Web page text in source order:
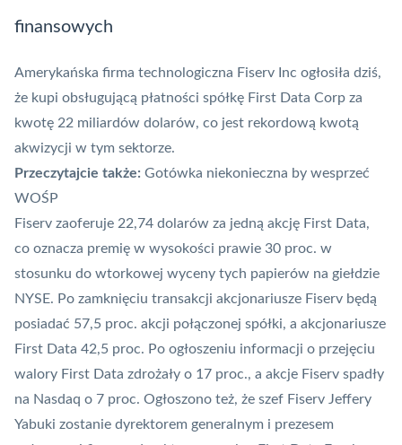
finansowych
Amerykańska firma technologiczna Fiserv Inc ogłosiła dziś,
że kupi obsługującą płatności spółkę First Data Corp za
kwotę 22 miliardów dolarów, co jest rekordową kwotą
akwizycji w tym sektorze.
Przeczytajcie także: Gotówka niekonieczna by wesprzeć
WOŚP
Fiserv zaoferuje 22,74 dolarów za jedną akcję First Data,
co oznacza premię w wysokości prawie 30 proc. w
stosunku do wtorkowej wyceny tych papierów na giełdzie
NYSE. Po zamknięciu transakcji akcjonariusze Fiserv będą
posiadać 57,5 proc. akcji połączonej spółki, a akcjonariusze
First Data 42,5 proc. Po ogłoszeniu informacji o przejęciu
walory First Data zdrożały o 17 proc., a akcje Fiserv spadły
na Nasdaq o 7 proc. Ogłoszono też, że szef Fiserv Jeffery
Yabuki zostanie dyrektorem generalnym i prezesem